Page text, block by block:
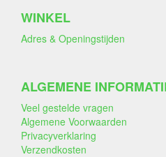
WINKEL
Adres & Openingstijden
ALGEMENE
Veel gestelde vragen
Algemene Voorwaarden
Privacyverklaring
Verzendkosten